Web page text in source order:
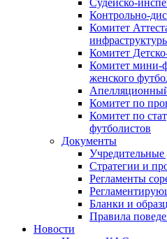
Судейско-
Контрольно-
Комитет
Комитет
Комитет мини-
женского
Комитет по
Комитет по
футболистов
Документы
Стратегии и
Регламенты
Бланки и
Правила
Новости